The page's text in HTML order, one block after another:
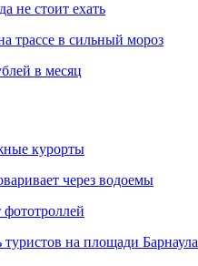
не стоит ехать
трассе в сильный мороз
в месяц
курорты
через водоемы
на площади Барнаула